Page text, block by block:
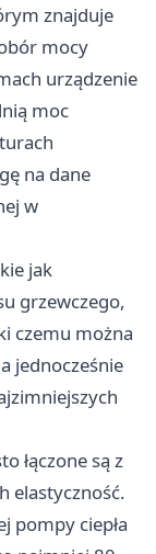
znajduje
mocy
urządzenie
moc
na dane
w
jak
grzewczego,
czemu można
jednocześnie
łączone są z
elastyczność.
pompy ciepła